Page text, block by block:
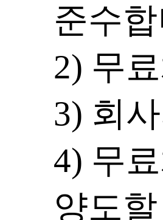
준수
2) 무
3) 회
4) 무
양도